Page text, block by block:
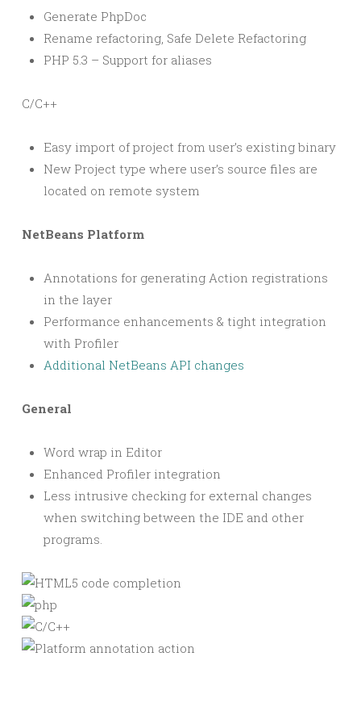
Generate PhpDoc
Rename refactoring, Safe Delete Refactoring
PHP 5.3 – Support for aliases
C/C++
Easy import of project from user’s existing binary
New Project type where user’s source files are
located on remote system
NetBeans Platform
Annotations for generating Action registrations
in the layer
Performance enhancements & tight integration
with Profiler
Additional NetBeans API changes
General
Word wrap in Editor
Enhanced Profiler integration
Less intrusive checking for external changes
when switching between the IDE and other
programs.